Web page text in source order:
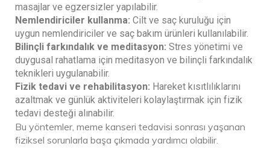
masajlar ve egzersizler yapılabilir.
Nemlendiriciler kullanma: Cilt ve saç kuruluğu için
uygun nemlendiriciler ve saç bakım ürünleri kullanılabilir.
Bilinçli farkındalık ve meditasyon: Stres yönetimi ve
duygusal rahatlama için meditasyon ve bilinçli farkındalık
teknikleri uygulanabilir.
Fizik tedavi ve rehabilitasyon: Hareket kısıtlılıklarını
azaltmak ve günlük aktiviteleri kolaylaştırmak için fizik
tedavi desteği alınabilir.
Bu yöntemler, meme kanseri tedavisi sonrası yaşanan
fiziksel sorunlarla başa çıkmada yardımcı olabilir.